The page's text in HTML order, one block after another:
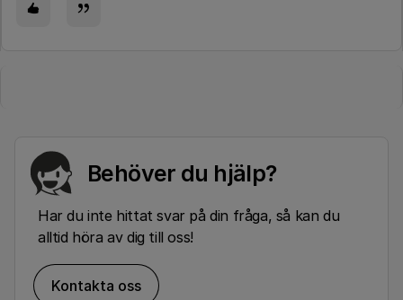
Behöver du hjälp?
Har du inte hittat svar på din fråga, så kan du
alltid höra av dig till oss!
Kontakta oss